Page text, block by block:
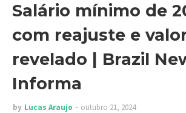
Salário mínimo de
com reajuste e
revelado | Brazil
Informa
by Lucas Araujo outubro 21, 2024